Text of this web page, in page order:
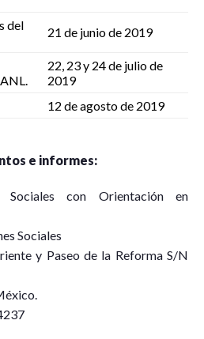
del
21 de junio de 2019
22, 23 y 24 de julio de
2019
12 de agosto de 2019
e informes:
Sociales con Orientación en
Sociales
y Paseo de la Reforma S/N